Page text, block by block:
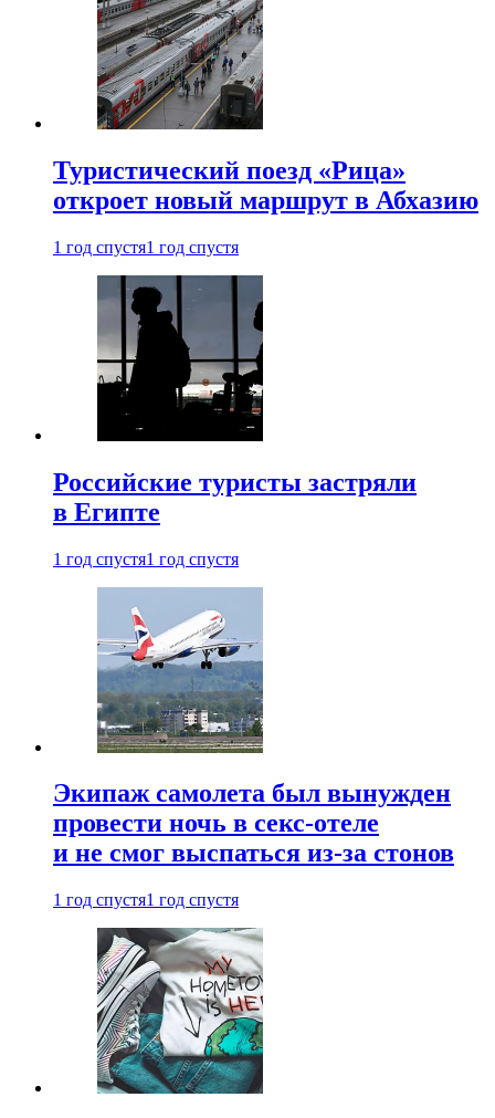
Туристический поезд «Рица»
откроет новый маршрут в Абхазию
1 год спустя1 год спустя
Российские туристы застряли
в Египте
1 год спустя1 год спустя
Экипаж самолета был вынужден
провести ночь в секс-отеле
и не смог выспаться из-за стонов
1 год спустя1 год спустя